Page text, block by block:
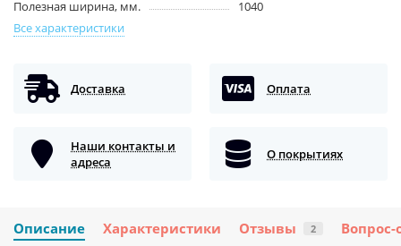
Полезная ширина, мм.
1040
Все характеристики
Доставка Оплата
Наши контакты и
адреса
О покрытиях
Описание Характеристики Отзывы 2 Вопрос-